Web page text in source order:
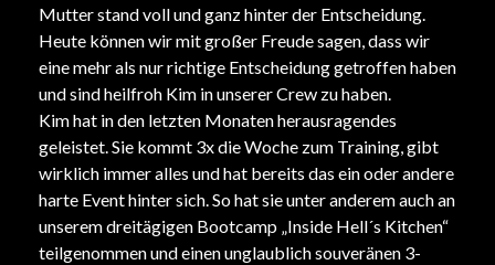
Mutter stand voll und ganz hinter der Entscheidung.
Heute können wir mit großer Freude sagen, dass wir
eine mehr als nur richtige Entscheidung getroffen haben
und sind heilfroh Kim in unserer Crew zu haben.
Kim hat in den letzten Monaten herausragendes
geleistet. Sie kommt 3x die Woche zum Training, gibt
wirklich immer alles und hat bereits das ein oder andere
harte Event hinter sich. So hat sie unter anderem auch an
unserem dreitägigen Bootcamp „Inside Hell´s Kitchen“
teilgenommen und einen unglaublich souveränen 3-